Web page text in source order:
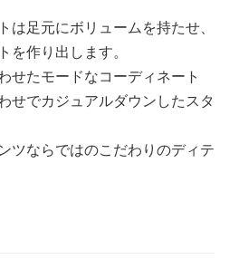
は足元にボリュームを持たせ、
作り出します。
せたモードなコーディネート
せでカジュアルダウンしたスタ
ツならではのこだわりのディテ